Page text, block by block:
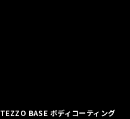
TEZZO BASE ボディコーティング